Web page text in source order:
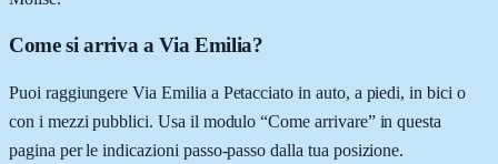
Come si arriva a Via Emilia?
Puoi raggiungere Via Emilia a Petacciato in auto, a piedi, in bici o
con i mezzi pubblici. Usa il modulo “Come arrivare” in questa
pagina per le indicazioni passo-passo dalla tua posizione.